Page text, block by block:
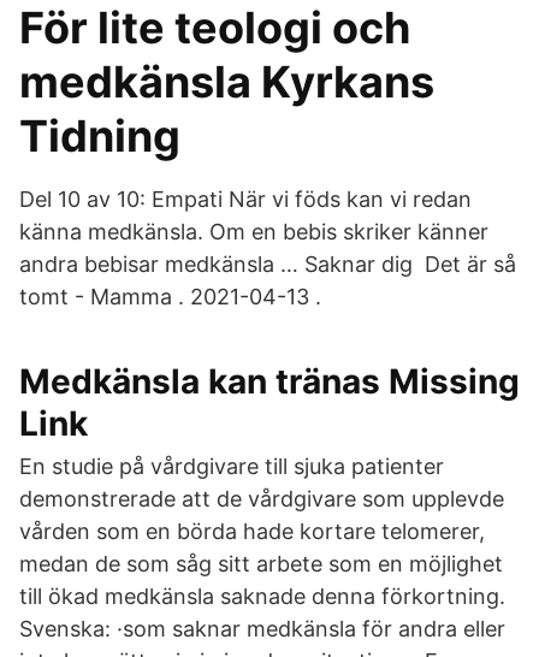
För lite teologi och
medkänsla Kyrkans
Tidning
Del 10 av 10: Empati När vi föds kan vi redan
känna medkänsla. Om en bebis skriker känner
andra bebisar medkänsla … Saknar dig ️ Det är så
tomt - Mamma . 2021-04-13 .
Medkänsla kan tränas Missing
Link
En studie på vårdgivare till sjuka patienter
demonstrerade att de vårdgivare som upplevde
vården som en börda hade kortare telomerer,
medan de som såg sitt arbete som en möjlighet
till ökad medkänsla saknade denna förkortning.
Svenska: ·som saknar medkänsla för andra eller